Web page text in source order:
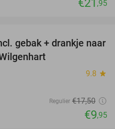
€21 ,95
43%
gebak + drankje naar
9.8 star
Regulier €17,50
€9,95